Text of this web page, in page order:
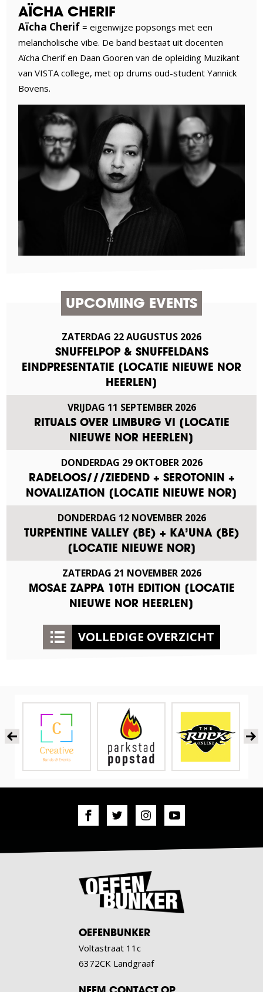
AÏCHA CHERIF
Aïcha Cherif = eigenwijze popsongs met een
melancholische vibe. De band bestaat uit docenten
Aïcha Cherif en Daan Gooren van de opleiding Muzikant
van VISTA college, met op drums oud-student Yannick
Bovens.
UPCOMING EVENTS
ZATERDAG 22AUGUSTUS 2026
SNUFFELPOP & SNUFFELDANS
EINDPRESENTATIE [LOCATIE NIEUWE NOR
HEERLEN]
VRIJDAG 11 SEPTEMBER 2026
RITUALS OVER LIMBURG VI [LOCATIE
NIEUWE NOR HEERLEN]
DONDERDAG 29 OKTOBER 2026
RADELOOS///ZIEDEND + SEROTONIN +
NOVALIZATION [LOCATIE NIEUWE NOR]
DONDERDAG 12 NOVEMBER 2026
TURPENTINE VALLEY (BE) + KA’UNA (BE)
[LOCATIE NIEUWE NOR]
ZATERDAG 21 NOVEMBER 2026
MOSAE ZAPPA 10TH EDITION [LOCATIE
NIEUWE NOR HEERLEN]
VOLLEDIGE OVERZICHT
OEFENBUNKER
Voltastraat 11c
6372CK Landgraaf